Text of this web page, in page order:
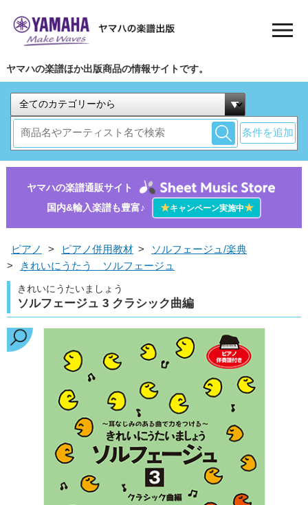
ヤマハの楽譜ほか出版商品の情報サイトです。
条件を追加
ヤマハの楽譜通販サイト
国内&輸入楽譜も豊富♪
★キャンペーン実施中★
ピアノ > ピアノ併用教材 >
ソルフェージュ/楽典
>
きれいにうたう ソルフェージュ
きれいにうたいましょう
ソルフェージュ 3 クラシック曲編